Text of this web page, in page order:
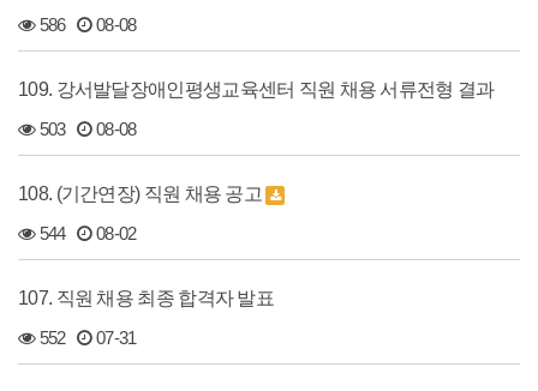
586 08-08
109. 강서발달장애인평생교육센터 직원 채용 서류전형 결과
503 08-08
108. (기간연장) 직원 채용 공고
544 08-02
107. 직원 채용 최종 합격자 발표
552 07-31